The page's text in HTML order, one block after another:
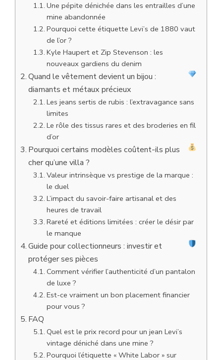
Une pépite dénichée dans les entrailles d’une
mine abandonnée
Pourquoi cette étiquette Levi’s de 1880 vaut
de l’or ?
Kyle Haupert et Zip Stevenson : les
nouveaux gardiens du denim
Quand le vêtement devient un bijou :
diamants et métaux précieux
Les jeans sertis de rubis : l’extravagance sans
limites
Le rôle des tissus rares et des broderies en fil
d’or
Pourquoi certains modèles coûtent-ils plus
cher qu’une villa ?
Valeur intrinsèque vs prestige de la marque :
le duel
L’impact du savoir-faire artisanal et des
heures de travail
Rareté et éditions limitées : créer le désir par
le manque
Guide pour collectionneurs : investir et
protéger ses pièces
Comment vérifier l’authenticité d’un pantalon
de luxe ?
Est-ce vraiment un bon placement financier
pour vous ?
FAQ
Quel est le prix record pour un jean Levi’s
vintage déniché dans une mine ?
Pourquoi l’étiquette « White Labor » sur